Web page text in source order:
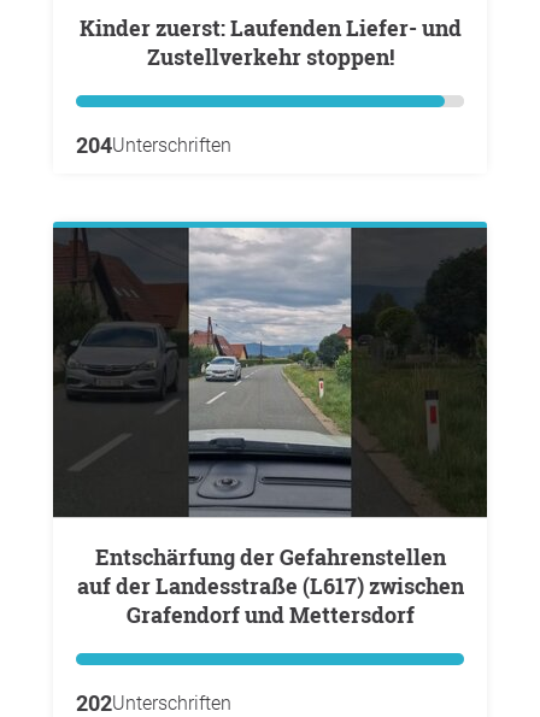
Kinder zuerst: Laufenden Liefer- und
Zustellverkehr stoppen!
204Unterschriften
Entschärfung der Gefahrenstellen
auf der Landesstraße (L617) zwischen
Grafendorf und Mettersdorf
202Unterschriften